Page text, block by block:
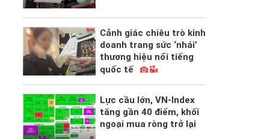
Cảnh giác chiêu trò kinh
doanh trang sức ‘nhái’
thương hiệu nổi tiếng
quốc tế
Lực cầu lớn, VN-Index
tăng gần 40 điểm, khối
ngoại mua ròng trở lại